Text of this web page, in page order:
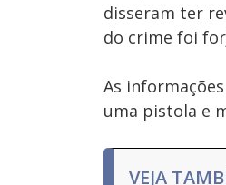
disseram ter
do crime foi
As
uma pistola e
VEJA